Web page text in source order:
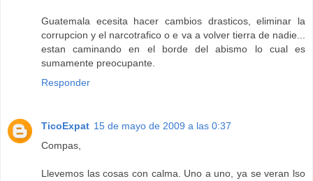
Guatemala ecesita hacer cambios drasticos, eliminar la
corrupcion y el narcotrafico o e va a volver tierra de nadie...
estan caminando en el borde del abismo lo cual es
sumamente preocupante.
Responder
TicoExpat 15 de mayo de 2009 a las 0:37
Compas,
Llevemos las cosas con calma. Uno a uno, ya se veran lso